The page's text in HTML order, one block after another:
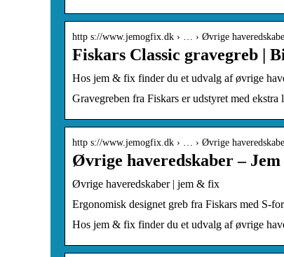
http s://www.jemogfix.dk › … › Øvrige
Fiskars Classic gravegreb |
Hos jem & fix finder du et udvalg af øvrige
Gravegreben fra Fiskars er udstyret med
http s://www.jemogfix.dk › … › Øvrige
Øvrige haveredskaber –
Øvrige haveredskaber | jem & fix
Ergonomisk designet greb fra Fiskars med S-
Hos jem & fix finder du et udvalg af øvrige